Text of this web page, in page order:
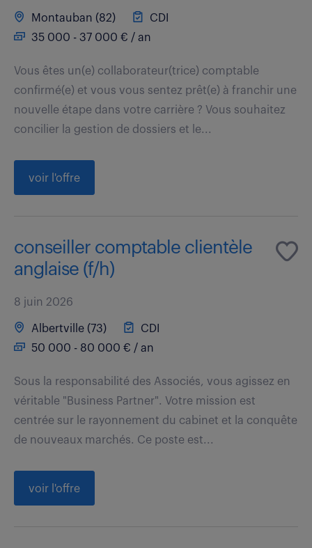
Montauban (82)
CDI
35 000 - 37 000 € / an
Vous êtes un(e) collaborateur(trice) comptable
confirmé(e) et vous vous sentez prêt(e) à franchir une
nouvelle étape dans votre carrière ? Vous souhaitez
concilier la gestion de dossiers et le...
voir l'offre
conseiller comptable clientèle
anglaise (f/h)
8 juin 2026
Albertville (73)
CDI
50 000 - 80 000 € / an
Sous la responsabilité des Associés, vous agissez en
véritable "Business Partner". Votre mission est
centrée sur le rayonnement du cabinet et la conquête
de nouveaux marchés. Ce poste est...
voir l'offre